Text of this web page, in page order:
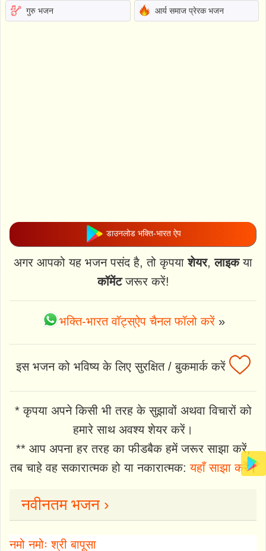
गुरु भजन आर्य समाज प्रेरक भजन
डाउनलोड भक्ति-भारत ऐप
अगर आपको यह भजन पसंद है, तो कृपयाशेयर,लाइकया
कॉमेंटजरूर करें!
भक्ति-भारत वॉट्स्ऐप चैनल फॉलो करें»
इस भजन को भविष्य के लिए सुरक्षित / बुकमार्क करें
* कृपया अपने किसी भी तरह के सुझावों अथवा विचारों को
हमारे साथ अवश्य शेयर करें।
** आप अपना हर तरह का फीडबैक हमें जरूर साझा करें,
तब चाहे वह सकारात्मक हो या नकारात्मक:यहाँ साझा करें।
नवीनतम भजन ›
नमो नमोः श्री बापूसा